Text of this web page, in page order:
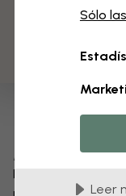
Modifica tu
Nuestro equipo
Sólo
Leer